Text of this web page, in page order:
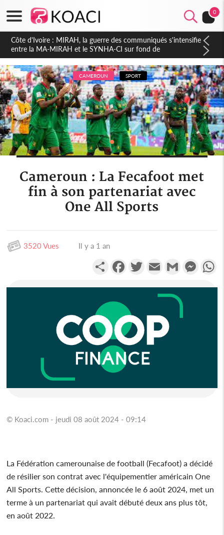
0
Côte d'Ivoire : Indépendance 2026, Thiam plaide pour un
environnement démocratique plus apaisé
CAMEROUN SPORT
Cameroun : La Fecafoot met
fin à son partenariat avec
One All Sports
3520 Vues Il y a 1 an
PartagerFacebookTwitterEmail Gmail
© Koaci.com - jeudi 08 août 2024 - 09:14
La Fédération camerounaise de football (Fecafoot) a décidé
de résilier son contrat avec l'équipementier américain One
All Sports. Cette décision, annoncée le 6 août 2024, met un
terme à un partenariat qui avait débuté deux ans plus tôt,
en août 2022.